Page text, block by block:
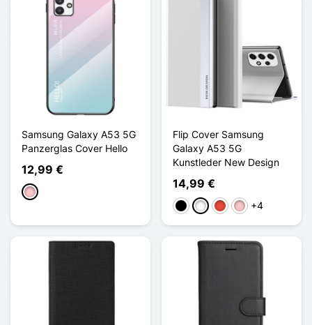
Samsung Galaxy A53 5G
Panzerglas Cover Hello
12,99 €
Pink
Flip Cover Samsung
Galaxy A53 5G
Kunstleder New Design
14,99 €
Schwarz
WeißRot Pink+4